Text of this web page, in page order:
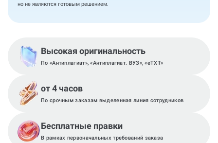
но не являются готовым решением.
Высокая оригинальность
По «Антиплагиат», «Антиплагиат. ВУЗ», «eTXT»
от 4 часов
По срочным заказам выделенная линия сотрудников
Бесплатные правки
В рамках первоначальных требований заказа